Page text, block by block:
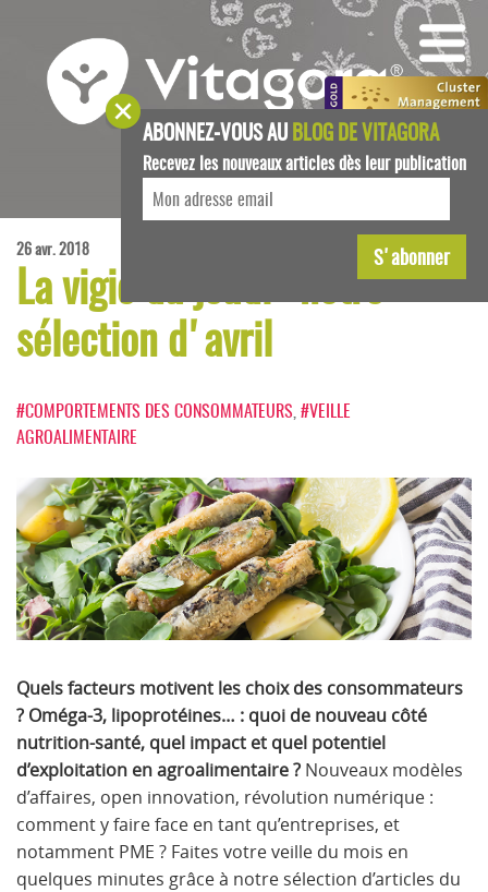
26 avr. 2018
La vigie du jeudi : notre
sélection d'avril
#COMPORTEMENTS DES CONSOMMATEURS #VEILLE
AGROALIMENTAIRE
Quels facteurs motivent les choix des consommateurs
? Oméga-3, lipoprotéines… : quoi de nouveau côté
nutrition-santé, quel impact et quel potentiel
d’exploitation en agroalimentaire ? Nouveaux modèles
d’affaires, open innovation, révolution numérique :
comment y faire face en tant qu’entreprises, et
notamment PME ? Faites votre veille du mois en
quelques minutes grâce à notre sélection d’articles du
ABONNEZ-VOUS AUBLOG DE VITAGORA
Recevez les nouveaux articles dès leur publication